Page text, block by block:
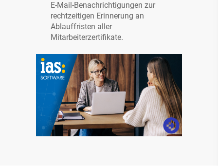
E-Mail-Benachrichtigungen zur
rechtzeitigen Erinnerung an
Ablauffristen aller
Mitarbeiterzertifikate.